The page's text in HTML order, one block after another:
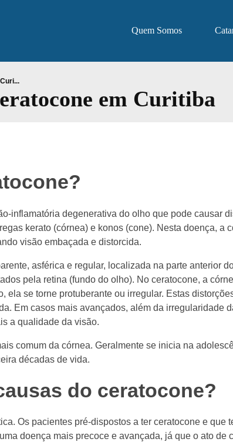
Quem Somos
em Curitiba
inflamatória degenerativa do olho que pode causar
kerato (córnea) e konos (cone). Nesta doença, a
visão embaçada e distorcida.
asférica e regular, localizada na parte anterior
pela retina (fundo do olho). No ceratocone, a
ela se torne protuberante ou irregular. Estas
Em casos mais avançados, além da irregularidade
a qualidade da visão.
comum da córnea. Geralmente se inicia na
décadas de vida.
do ceratocone?
Os pacientes pré-dispostos a ter ceratocone e que
doença mais precoce e avançada, já que o ato de